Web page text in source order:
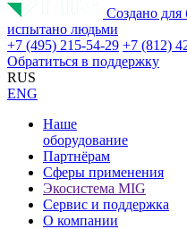
Создано для
испытано людьми
+7 (495) 215-54-29 +7 (812)
Обратиться в поддержку
RUS
ENG
Наше
оборудование
Партнёрам
Сферы применения
Экосистема MIG
Сервис и поддержка
О компании